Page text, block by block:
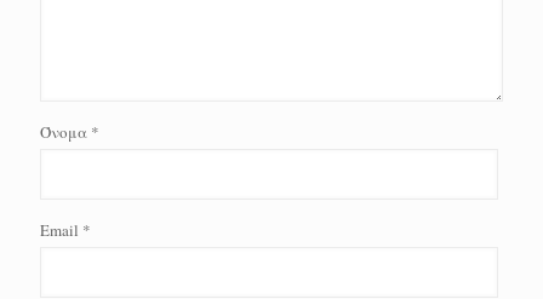
Όνομα *
Email *